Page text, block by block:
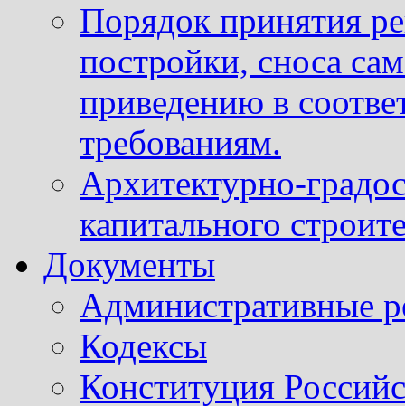
Порядок принятия
постройки, сноса
приведению в
требованиям.
Архитектурно-
капитального
Документы
Административные
Кодексы
Конституция